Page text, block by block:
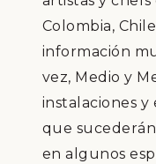
Colombia,
información
vez, Medio y
instalaciones
que sucederá
en algunos